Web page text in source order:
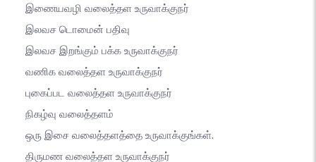
இணையவழி வலைத்தள உருவாக்குநர்
இலவச டொமைன் பதிவு
இலவச இறங்கும் பக்க உருவாக்குநர்
வணிக வலைத்தள உருவாக்குநர்
புகைப்பட வலைத்தள உருவாக்குநர்
நிகழ்வு வலைத்தளம்
ஒரு இசை வலைத்தளத்தை உருவாக்குங்கள்.
திருமண வலைத்தள உருவாக்குநர்